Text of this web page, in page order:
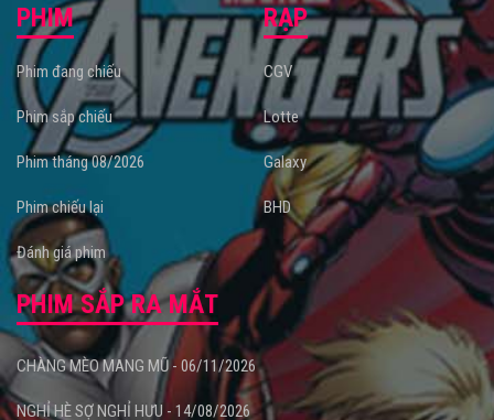
PHIM
Phim đang chiếu
Phim sắp chiếu
Phim tháng 08/2026
Phim chiếu lại
Đánh giá phim
RẠP
CGV
Lotte
Galaxy
BHD
PHIM SẮP RA MẮT
CHÀNG MÈO MANG MŨ - 06/11/2026
NGHỈ HÈ SỢ NGHỈ HƯU - 14/08/2026